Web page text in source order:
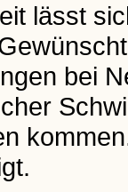
lässt
bei